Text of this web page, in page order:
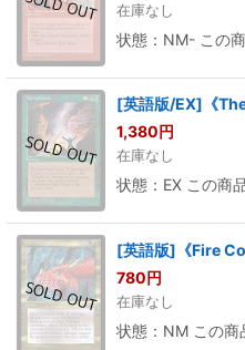
在庫なし
状態：NM- この
[英語版/EX]《
1,380円
在庫なし
状態：EX この商
[英語版]《Fire
780円
在庫なし
状態：NM この商